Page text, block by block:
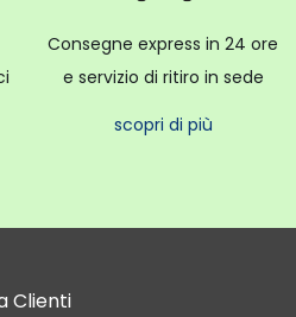
Consegne express in 24 ore
e servizio di ritiro in sede
scopri di più
Clienti